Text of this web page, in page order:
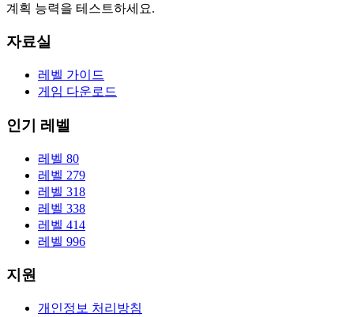
계획 능력을 테스트하세요.
자료실
레벨 가이드
게임 다운로드
인기 레벨
레벨 80
레벨 279
레벨 318
레벨 338
레벨 414
레벨 996
지원
개인정보 처리방침